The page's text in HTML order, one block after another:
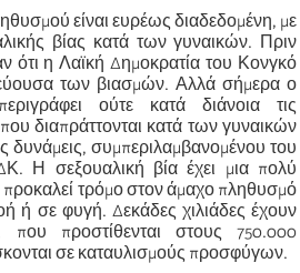
είναι ευρέως διαδεδομένη, με
βίας κατά των γυναικών. Πριν
ότι η Λαϊκή Δημοκρατία του Κονγκό
των βιασμών. Αλλά σήμερα ο
ούτε κατά διάνοια τις
διαπράττονται κατά των γυναικών
δυνάμεις, συμπεριλαμβανομένου του
Η σεξουαλική βία έχει μια πολύ
προκαλεί τρόμο στον άμαχο πληθυσμό
ή σε φυγή. Δεκάδες χιλιάδες έχουν
που προστίθενται στους 750.000
σε καταυλισμούς προσφύγων.